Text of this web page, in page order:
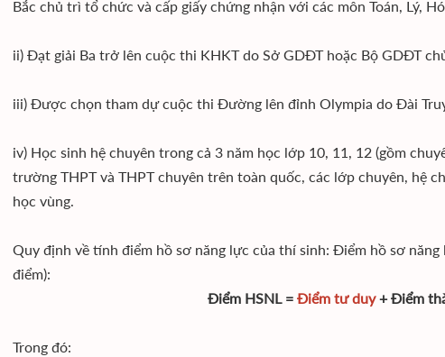
Bắc chủ trì tổ chức và cấp giấy chứng nhận với các môn Toán, Lý,
ii) Đạt giải Ba trở lên cuộc thi KHKT do Sở GDĐT hoặc Bộ GDĐT
iii) Được chọn tham dự cuộc thi Đường lên đỉnh Olympia do Đài
iv) Học sinh hệ chuyên trong cả 3 năm học lớp 10, 11, 12 (gồm
trường THPT và THPT chuyên trên toàn quốc, các lớp chuyên, hệ
học vùng.
Quy định về tính điểm hồ sơ năng lực của thí sinh: Điểm hồ sơ
điểm):
Điểm HSNL = Điểm tư duy+ Điểm
Trong đó: